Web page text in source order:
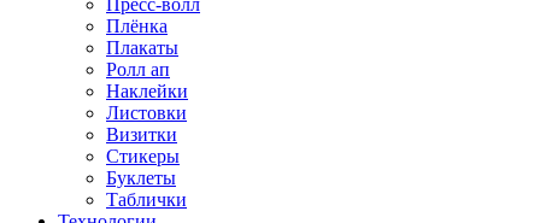
Пресс-волл
Плёнка
Плакаты
Ролл ап
Наклейки
Листовки
Визитки
Стикеры
Буклеты
Таблички